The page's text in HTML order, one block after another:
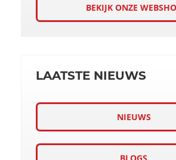
BEKIJK ONZE
LAATSTE NIEUWS
NIEUWS